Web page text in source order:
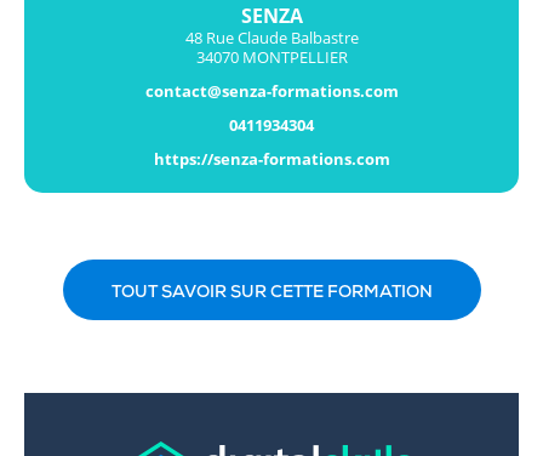
SENZA
48 Rue Claude Balbastre
34070 MONTPELLIER
contact@senza-formations.com
0411934304
https://senza-formations.com
TOUT SAVOIR SUR CETTE FORMATION